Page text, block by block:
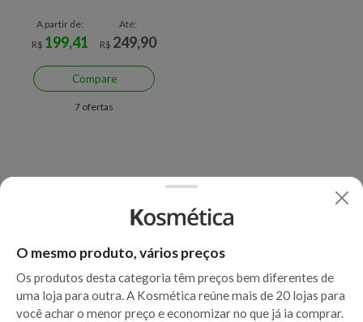
A partir de:
R$ 199,41
Até:
R$ 249,90
Compare
7 ofertas
O mesmo produto, vários preços
Os produtos desta categoria têm preços bem diferentes de
uma loja para outra. A Kosmética reúne mais de 20 lojas para
você achar o menor preço e economizar no que já ia comprar.